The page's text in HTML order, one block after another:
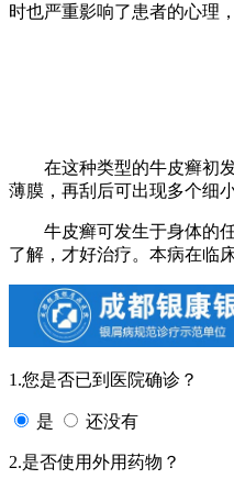
时也严重影响了患者的心理
在这种类型的牛皮癣初发
薄膜，再刮后可出现多个细
牛皮癣可发生于身体的任
了解，才好治疗。本病在临
1.您是否已到医院确诊？
是 还没有
2.是否使用外用药物？